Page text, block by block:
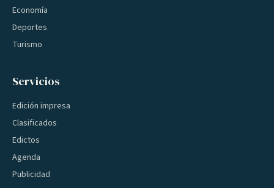
Economía
Deportes
Turismo
Servicios
Edición impresa
Clasificados
Edictos
Agenda
Publicidad